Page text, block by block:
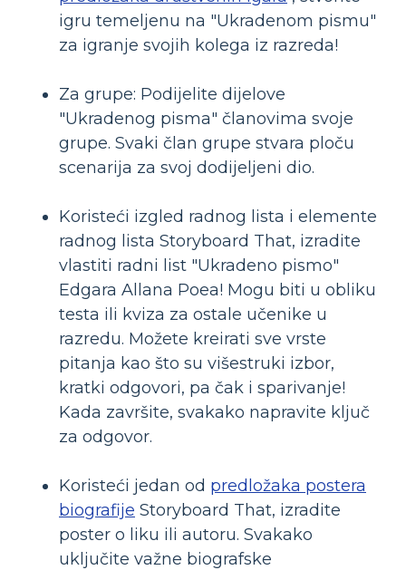
igru ​​temeljenu na "Ukradenom pismu"
za igranje svojih kolega iz razreda!
Za grupe: Podijelite dijelove
"Ukradenog pisma" članovima svoje
grupe. Svaki član grupe stvara ploču
scenarija za svoj dodijeljeni dio.
Koristeći izgled radnog lista i elemente
radnog lista Storyboard That, izradite
vlastiti radni list "Ukradeno pismo"
Edgara Allana Poea! Mogu biti u obliku
testa ili kviza za ostale učenike u
razredu. Možete kreirati sve vrste
pitanja kao što su višestruki izbor,
kratki odgovori, pa čak i sparivanje!
Kada završite, svakako napravite ključ
za odgovor.
Koristeći jedan od predložaka postera
biografije Storyboard That, izradite
poster o liku ili autoru. Svakako
uključite važne biografske